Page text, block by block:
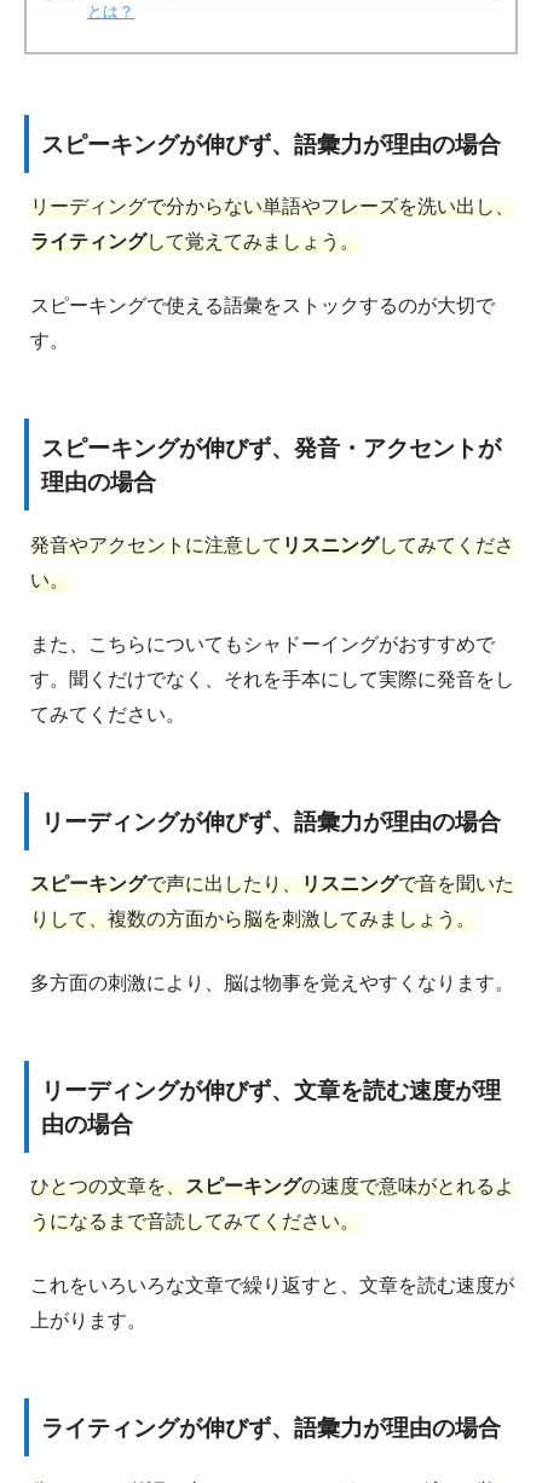
とは？
スピーキングが伸びず、語彙力が理由の場合
リーディングで分からない単語やフレーズを洗い出し、
ライティングして覚えてみましょう。
スピーキングで使える語彙をストックするのが大切で
す。
スピーキングが伸びず、発音・アクセントが
理由の場合
発音やアクセントに注意して リスニングしてみてくださ
い。
また、こちらについてもシャドーイングがおすすめで
す。聞くだけでなく、それを手本にして実際に発音をし
てみてください。
リーディングが伸びず、語彙力が理由の場合
スピーキングで声に出したり、 リスニングで音を聞いた
りして、複数の方面から脳を刺激してみましょう。
多方面の刺激により、脳は物事を覚えやすくなります。
リーディングが伸びず、文章を読む速度が理
由の場合
ひとつの文章を、スピーキングの速度で意味がとれるよ
うになるまで音読してみてください。
これをいろいろな文章で繰り返すと、文章を読む速度が
上がります。
ライティングが伸びず、語彙力が理由の場合